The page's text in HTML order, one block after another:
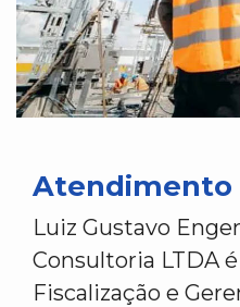
Atendimento
Luiz Gustavo
Consultoria LTDA
Fiscalização e